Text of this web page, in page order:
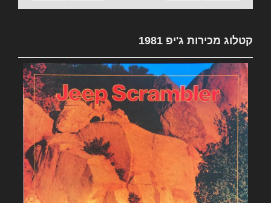
קטלוג מכירות ג'יפ 1981